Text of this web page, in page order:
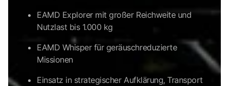
EAMD Explorer mit großer Reichweite und
Nutzlast bis 1.000 kg
EAMD Whisper für geräuschreduzierte
Missionen
Einsatz in strategischer Aufklärung, Transport